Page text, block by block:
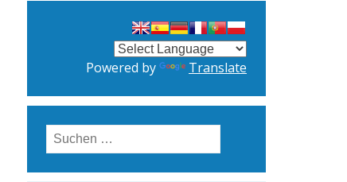
Powered by Translate
Suchen
nach: